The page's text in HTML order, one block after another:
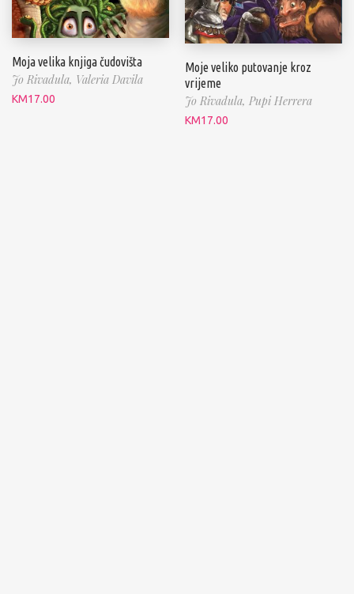
Moja velika knjiga čudovišta
Jo Rivadula, Valeria Davila
KM17.00
Moje veliko putovanje kroz
vrijeme
Jo Rivadula, Pupi Herrera
KM17.00